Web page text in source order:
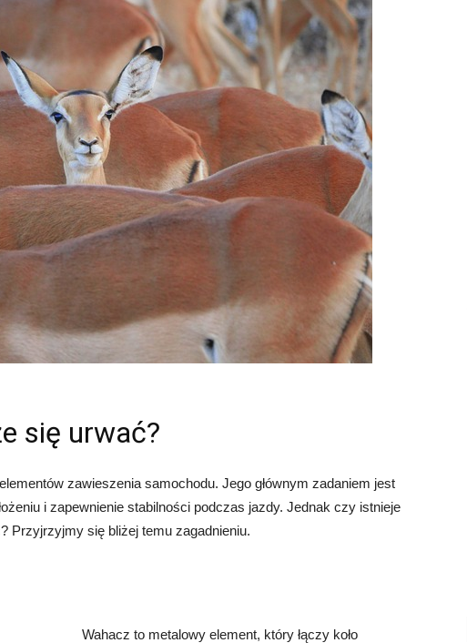
się urwać?
zawieszenia samochodu. Jego głównym zadaniem jest
i zapewnienie stabilności podczas jazdy. Jednak czy istnieje
Przyjrzyjmy się bliżej temu zagadnieniu.
Wahacz to metalowy element, który łączy koło